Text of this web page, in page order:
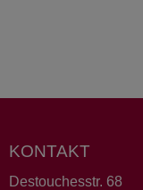
KONTAKT
Destouchesstr. 68